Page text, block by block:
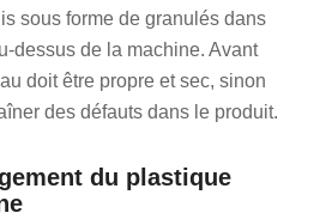
sous forme de granulés dans
dessus de la machine. Avant
doit être propre et sec, sinon
des défauts dans le produit.
du plastique